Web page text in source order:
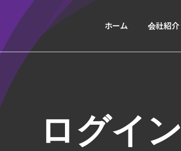
ホーム 会社紹介
ログイン